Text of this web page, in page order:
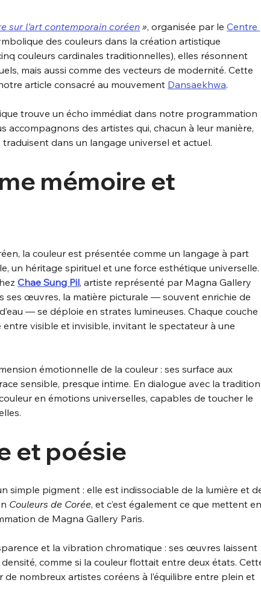
sur l’art contemporain coréen », organisée par le Centre
des couleurs dans la création artistique
couleurs cardinales traditionnelles), elles résonnent
mais aussi comme des vecteurs de modernité. Cette
article consacré au mouvement Dansaekhwa.
trouve un écho immédiat dans notre programmation
accompagnons des artistes qui, chacun à leur manière,
dans un langage universel et actuel.
mémoire et
la couleur est présentée comme un langage à part
un héritage spirituel et une force esthétique universelle.
Chae Sung Pil, artiste représenté par Magna Gallery
ses œuvres, la matière picturale — souvent enrichie de
— se déploie en strates lumineuses. Chaque couche
visible et invisible, invitant le spectateur à une
émotionnelle de la couleur : ses surface aux
sensible, presque intime. En dialogue avec la tradition
en émotions universelles, capables de toucher le
et poésie
simple pigment : elle est indissociable de la lumière et
Couleurs de Corée, et c’est également ce que mettent en
de Magna Gallery Paris.
et la vibration chromatique : ses œuvres laissent
comme si la couleur flottait entre deux états.
nombreux artistes coréens à l’équilibre entre plein et